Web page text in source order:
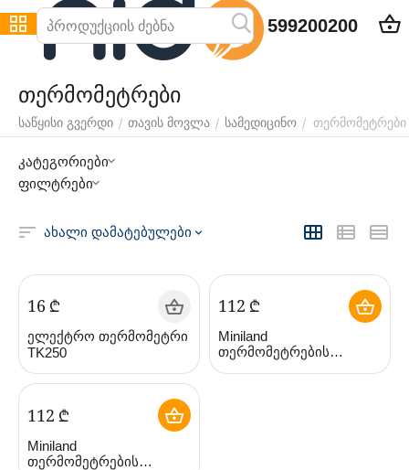
599200200
თერმომეტრები
საწყისი გვერდი / თავის მოვლა / სამედიცინო / თერმომეტრები
კატეგორიები
ფილტრები
ახალი დამატებულები
‍16‍ ₾
ელექტრო თერმომეტრი
TK250
‍112‍ ₾
Miniland
თერმომეტრების
ნაკრები Thermo Kit Azure
‍112‍ ₾
Miniland
თერმომეტრების